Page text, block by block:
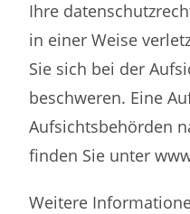
Ihre
in einer Weise
Sie sich bei der
beschweren. Eine
Aufsichtsbehörden
finden Sie unter
Weitere